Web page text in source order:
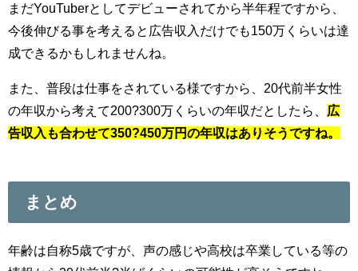
まだYouTuberとしてデビューされてから半年程ですから、
今後伸びる事を考えると広告収入だけでも150万くらいは達
成できるかもしれませんね。
また、普段は仕事をされている様ですから、20代前半女性
の年収から考えて200?300万くらいの年収だとしたら、
広
告収入も合わせて350?450万円の年収はありそうですね。
まとめ
年齢は自称5歳ですが、声の感じや高校は卒業している等の